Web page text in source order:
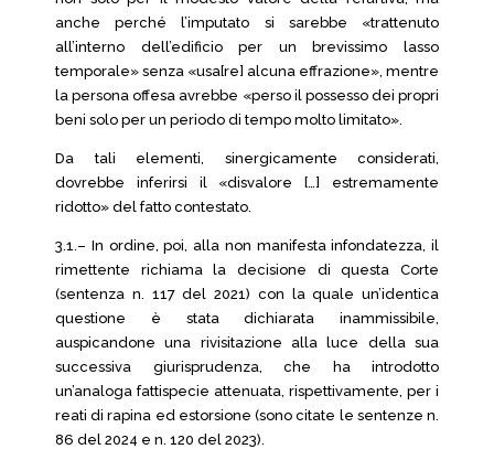
anche perché l’imputato si sarebbe «trattenuto
all’interno dell’edificio per un brevissimo lasso
temporale» senza «usa[re] alcuna effrazione», mentre
la persona offesa avrebbe «perso il possesso dei propri
beni solo per un periodo di tempo molto limitato».
Da tali elementi, sinergicamente considerati,
dovrebbe inferirsi il «disvalore […] estremamente
ridotto» del fatto contestato.
3.1.– In ordine, poi, alla non manifesta infondatezza, il
rimettente richiama la decisione di questa Corte
(sentenza n. 117 del 2021) con la quale un’identica
questione è stata dichiarata inammissibile,
auspicandone una rivisitazione alla luce della sua
successiva giurisprudenza, che ha introdotto
un’analoga fattispecie attenuata, rispettivamente, per i
reati di rapina ed estorsione (sono citate le sentenze n.
86 del 2024 e n. 120 del 2023).